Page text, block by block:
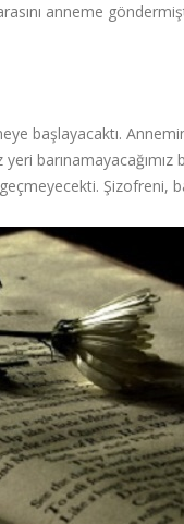
anneme
başlayacaktı.
yeri